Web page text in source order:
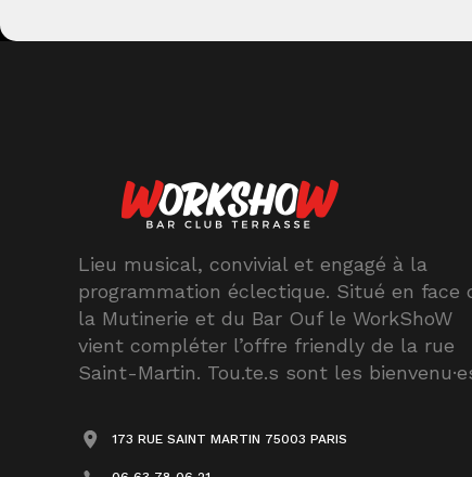
Lieu musical, convivial et engagé à la
programmation éclectique. Situé en face
la Mutinerie et du Bar Ouf le WorkShoW
vient compléter l’offre friendly de la rue
Saint-Martin. Tou.te.s sont les
173 RUE SAINT MARTIN 75003 PARIS